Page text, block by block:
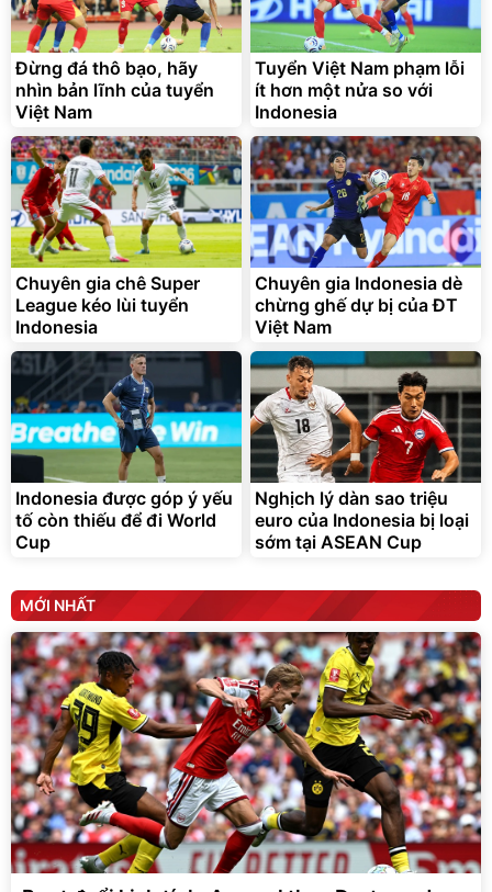
Vali Bamozo Khung Nhôm
9066 Size 20/24/28 Cao
Cấp
1.000.000 đ
825.000đ
Flash Sale
Lót ghế ôtô, nâng lưng
chống nóng giúp thoải mái
trong di chuyển
295.000đ
Đã bán nhiều
Đừng đá thô bạo, hãy
nhìn bản lĩnh của tuyển
Việt Nam
Tuyển Việt Nam phạm lỗi
ít hơn một nửa so với
Indonesia
Chuyên gia chê Super
League kéo lùi tuyển
Indonesia
Chuyên gia Indonesia dè
chừng ghế dự bị của ĐT
Việt Nam
Indonesia được góp ý yếu
tố còn thiếu để đi World
Cup
Nghịch lý dàn sao triệu
euro của Indonesia bị loại
sớm tại ASEAN Cup
MỚI NHẤT